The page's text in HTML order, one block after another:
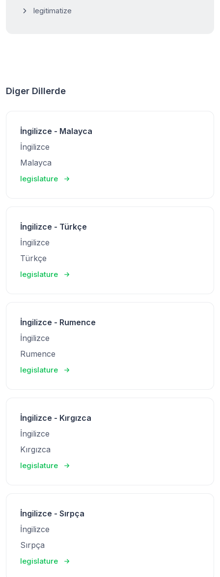
legitimatize
Diger Dillerde
İngilizce - Malayca
İngilizce
Malayca
legislature
İngilizce - Türkçe
İngilizce
Türkçe
legislature
İngilizce - Rumence
İngilizce
Rumence
legislature
İngilizce - Kırgızca
İngilizce
Kırgızca
legislature
İngilizce - Sırpça
İngilizce
Sırpça
legislature